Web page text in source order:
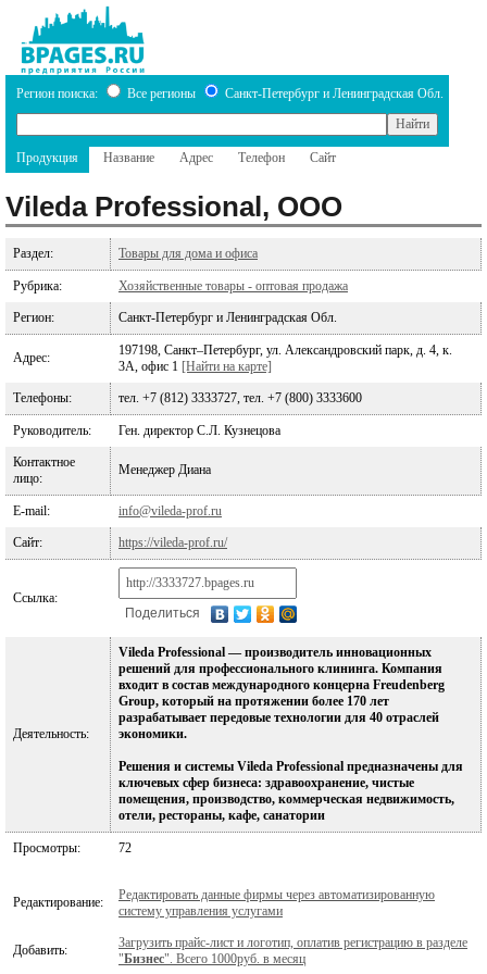
Регион поиска: Все регионы Санкт-Петербург и Ленинградская Обл.
Продукция Название Адрес Телефон Сайт
Vileda Professional, ООО
Раздел: Товары для дома и офиса
Рубрика: Хозяйственные товары - оптовая продажа
Регион: Санкт-Петербург и Ленинградская Обл.
Адрес:
197198, Санкт–Петербург, ул. Александровский парк, д. 4, к.
3А, офис 1 [Найти на карте]
Телефоны: тел. +7 (812) 3333727, тел. +7 (800) 3333600
Руководитель: Ген. директор С.Л. Кузнецова
Контактное
лицо:
Менеджер Диана
E-mail: info@vileda-prof.ru
Сайт: https://vileda-prof.ru/
Ссылка:
Поделиться
Деятельность:
Vileda Professional — производитель инновационных
решений для профессионального клининга. Компания
входит в состав международного концерна Freudenberg
Group, который на протяжении более 170 лет
разрабатывает передовые технологии для 40 отраслей
экономики.
Решения и системы Vileda Professional предназначены для
ключевых сфер бизнеса: здравоохранение, чистые
помещения, производство, коммерческая недвижимость,
отели, рестораны, кафе, санатории
Просмотры: 72
Редактирование:
Редактировать данные фирмы через автоматизированную
систему управления услугами
Добавить:
Загрузить прайс-лист и логотип, оплатив регистрацию в разделе
"Бизнес". Всего 1000руб. в месяц